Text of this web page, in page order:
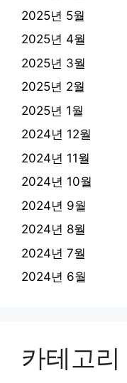
2025년 5월
2025년 4월
2025년 3월
2025년 2월
2025년 1월
2024년 12월
2024년 11월
2024년 10월
2024년 9월
2024년 8월
2024년 7월
2024년 6월
카테고리